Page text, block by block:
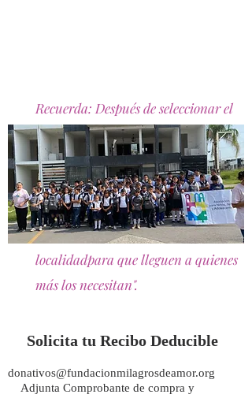
Recuerda: Después de seleccionar el
paquete que deseas donar, el
formulario de compra te pedirá
algunos datos de envío solo para
registro. Los útiles serán enviados al
Comité social filantrópico DXC de la
localidadpara que lleguen a quienes
más los necesitan".
Solicita tu Recibo Deducible
donativos@fundacionmilagrosdeamor.org
Adjunta Comprobante de compra y